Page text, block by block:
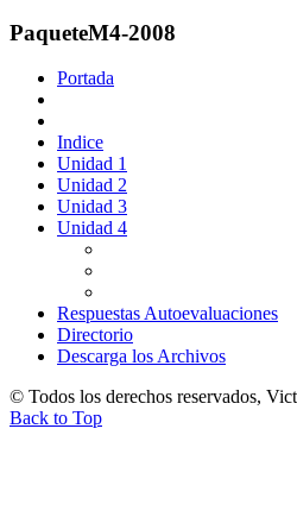
PaqueteM4-2008
Portada
Indice
Unidad 1
Unidad 2
Unidad 3
Unidad 4
Respuestas Autoevaluaciones
Directorio
Descarga los Archivos
© Todos los derechos reservados,
Back to Top